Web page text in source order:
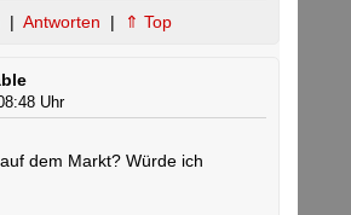
| Antworten | ⇑ Top
Uhr
dem Markt? Würde ich